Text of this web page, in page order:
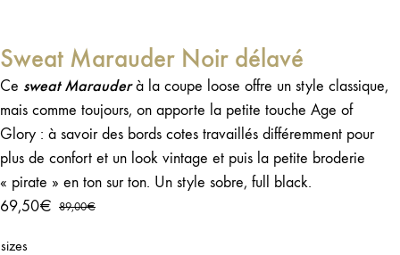
Sweat Marauder Noir délavé
Ce sweat Marauderà la coupe loose offre un style classique,
mais comme toujours, on apporte la petite touche Age of
Glory : à savoir des bords cotes travaillés différemment pour
plus de confort et un look vintage et puis la petite broderie
« pirate » en ton sur ton. Un style sobre, full black.
89,00€
Le
prix
69,50€
Le
prix
sizes